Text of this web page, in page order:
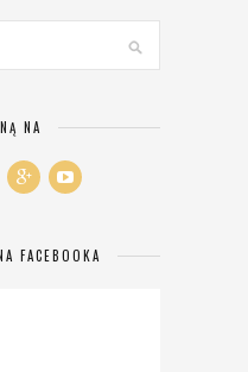
NA
FACEBOOKA